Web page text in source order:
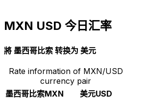
MXN USD 今日汇率
將 墨西哥比索 转换为 美元
Rate information of MXN/USD
currency pair
墨西哥比索MXN 美元USD